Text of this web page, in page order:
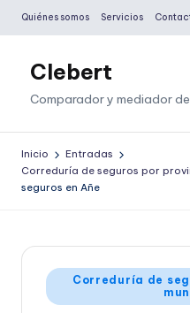
Saltar
contenido
Quiénes somos Servicios
Clebert
Comparador y mediador
Inicio
Entradas
Correduría de seguros por
seguros en Añe
Publicado
en
Correduría de